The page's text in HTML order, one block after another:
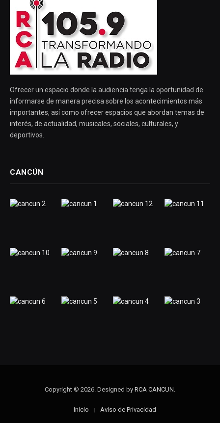
Ofrecer un espacio donde la audiencia tenga la oportunidad de
informarse de manera precisa sobre los acontecimientos más
importantes, así como ofrecer espacios que abordan temas de
interés, de actualidad, musicales, sociales, culturales, y
deportivos.
CANCÚN
Copyright © 2026. Designed by RCA CANCUN.
Inicio Aviso de Privacidad